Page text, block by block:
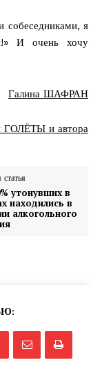
я
И очень хочу
Галина ШАФРАН
и автора
утонувших в
находились в
алкогольного